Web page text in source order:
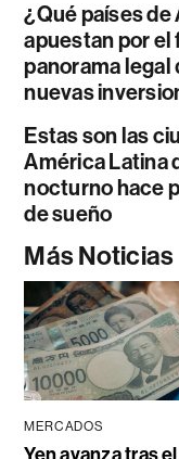
¿Qué países
apuestan por el
panorama legal
nuevas
Estas son las
América Latina
nocturno hace
de sueño
Más Noticias
MERCADOS